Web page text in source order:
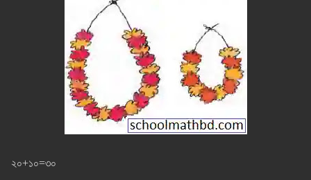
২০+১০=৩০